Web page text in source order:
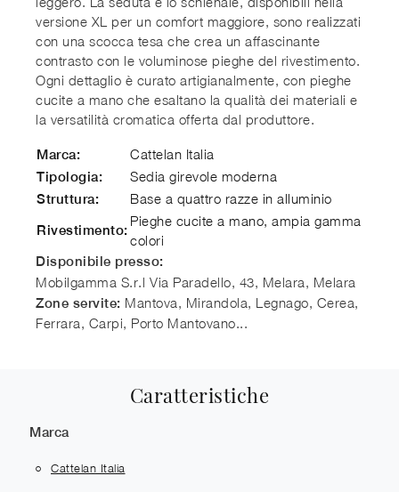
versione XL per un comfort maggiore, sono realizzati
con una scocca tesa che crea un affascinante
contrasto con le voluminose pieghe del rivestimento.
Ogni dettaglio è curato artigianalmente, con pieghe
cucite a mano che esaltano la qualità dei materiali e
la versatilità cromatica offerta dal produttore.
Marca: Cattelan Italia
Tipologia: Sedia girevole moderna
Struttura: Base a quattro razze in alluminio
Rivestimento:
Pieghe cucite a mano, ampia gamma
colori
Disponibile presso:
Mobilgamma S.r.l Via Paradello, 43, Melara, Melara
Zone servite: Mantova, Mirandola, Legnago, Cerea,
Ferrara, Carpi, Porto Mantovano...
Caratteristiche
Marca
Cattelan Italia